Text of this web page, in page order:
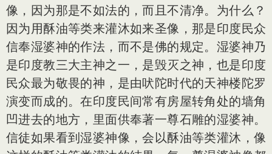
像，因为那是不如法的，而且不清净。为什么？
因为用酥油等类来灌沐如来圣像，那是印度民众
信奉湿婆神的作法，而不是佛的规定。湿婆神乃
是印度教三大主神之一，是毁灭之神，也是印度
民众最为敬畏的神，是由吠陀时代的天神楼陀罗
演变而成的。在印度民间常有房屋转角处的墙角
凹进去的地方，里面供奉著一尊石雕的湿婆神。
信徒如果看到湿婆神像，会以酥油等类灌沐，像